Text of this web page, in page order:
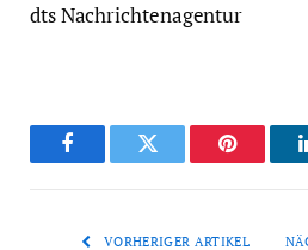
dts Nachrichtenagentur
FacebookTwitter Pinterest
VORHERIGER ARTIKEL